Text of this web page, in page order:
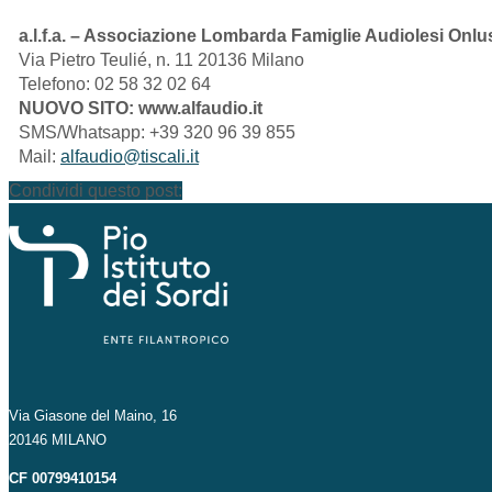
a.l.f.a. – Associazione Lombarda Famiglie Audiolesi
Via Pietro Teulié, n. 11 20136 Milano
Telefono: 02 58 32 02 64
NUOVO SITO: www.alfaudio.it
SMS/Whatsapp: +39 320 96 39 855
Mail: alfaudio@tiscali.it
Condividi questo post:
Via Giasone del Maino, 16
20146 MILANO
CF 00799410154